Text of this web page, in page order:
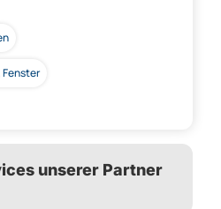
Fenster
unserer Partner